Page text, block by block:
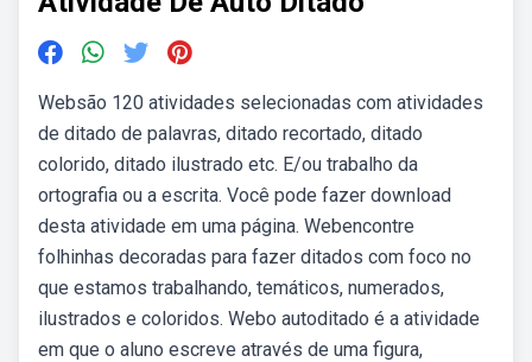
Websão 120 atividades selecionadas com atividades
de ditado de palavras, ditado recortado, ditado
colorido, ditado ilustrado etc. E/ou trabalho da
ortografia ou a escrita. Você pode fazer download
desta atividade em uma página. Webencontre
folhinhas decoradas para fazer ditados com foco no
que estamos trabalhando, temáticos, numerados,
ilustrados e coloridos. Webo autoditado é a atividade
em que o aluno escreve através de uma figura,